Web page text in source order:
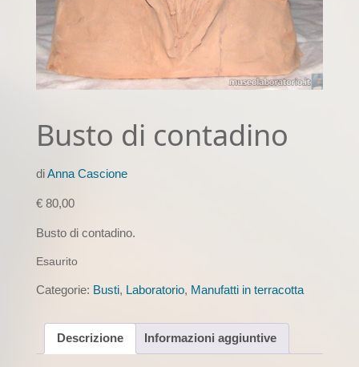
Busto di contadino
diAnna Cascione
€80,00
Busto di contadino.
Esaurito
Categorie: Busti, Laboratorio, Manufatti in terracotta
Descrizione Informazioni aggiuntive